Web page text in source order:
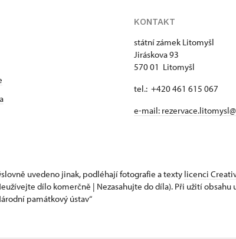
KONTAKT
státní zámek Litomyšl
Jiráskova 93
570 01 Litomyšl
tel.: +420 461 615 067
e-mail:
uvedeno jinak, podléhají fotografie a texty licenci
dílo komerčně | Nezasahujte do díla). Při užití obsahu
památkový ústav“